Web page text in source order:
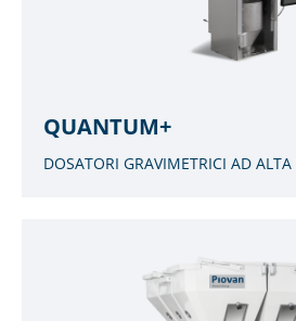
QUANTUM+
DOSATORI GRAVIMETRICI AD ALTA